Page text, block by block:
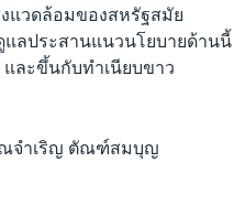
แวดล้อมของสหรัฐสมัย
ลประสานแนวนโยบายด้านนี้
ละขึ้นกับทำเนียบขาว
ณจำเริญ ตัณฑ์สมบุญ